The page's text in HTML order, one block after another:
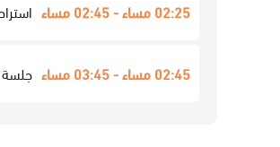
02:25 مساء - 02:45 مساء
02:45 مساء - 03:45 مساء جلسة